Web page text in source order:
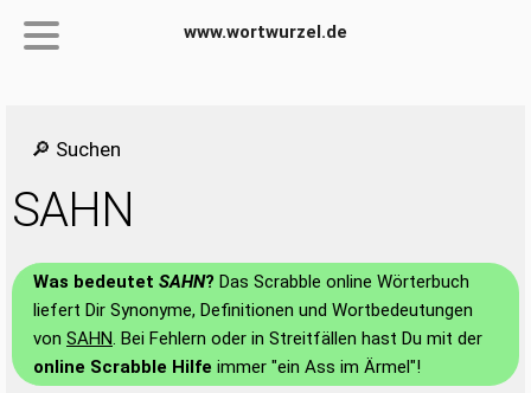
www.wortwurzel.de
🔎 Suchen
SAHN
Was bedeutet SAHN? Das Scrabble online Wörterbuch
liefert Dir Synonyme, Definitionen und Wortbedeutungen
von SAHN. Bei Fehlern oder in Streitfällen hast Du mit der
online Scrabble Hilfe immer "ein Ass im Ärmel"!